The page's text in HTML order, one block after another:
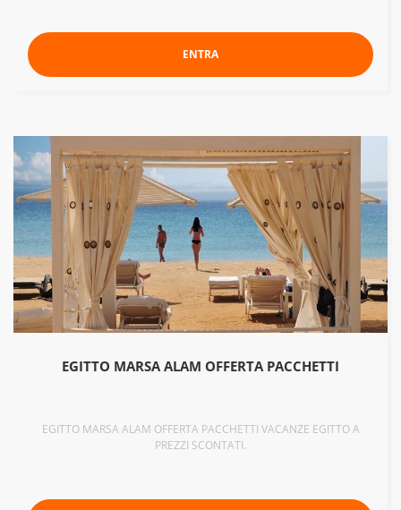
ENTRA
EGITTO MARSA ALAM OFFERTA PACCHETTI
EGITTO MARSA ALAM OFFERTA PACCHETTI VACANZE EGITTO A
PREZZI SCONTATI.